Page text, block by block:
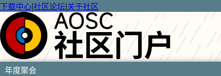
下载中心|社区论坛|关于社区
年度聚会